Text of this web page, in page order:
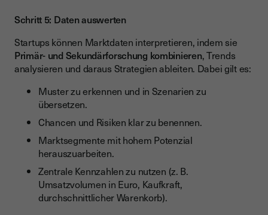
Schritt 5: Daten auswerten
Startups können Marktdaten interpretieren, indem sie
Primär- und Sekundärforschung kombinieren, Trends
analysieren und daraus Strategien ableiten. Dabei gilt es:
Muster zu erkennen und in Szenarien zu
übersetzen.
Chancen und Risiken klar zu benennen.
Marktsegmente mit hohem Potenzial
herauszuarbeiten.
Zentrale Kennzahlen zu nutzen (z. B.
Umsatzvolumen in Euro, Kaufkraft,
durchschnittlicher Warenkorb).